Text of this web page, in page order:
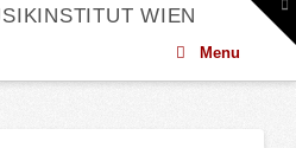
WIEN
Menu